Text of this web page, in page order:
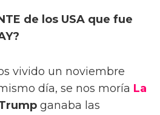
de los USA que fue
vivido un noviembre
día, se nos moría La
ganaba las